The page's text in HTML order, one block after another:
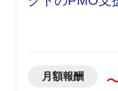
月額報酬